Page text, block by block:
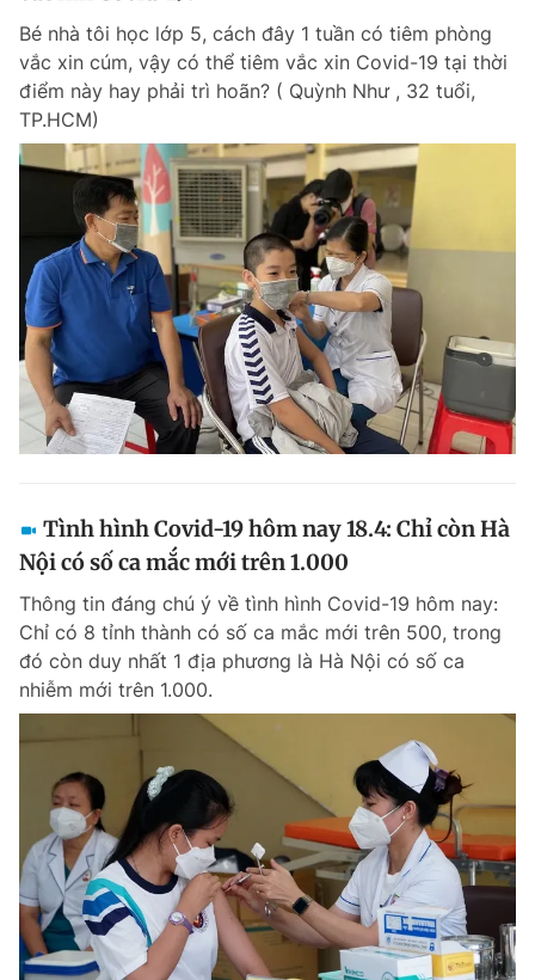
Bé nhà tôi học lớp 5, cách đây 1 tuần có tiêm phòng
vắc xin cúm, vậy có thể tiêm vắc xin Covid-19 tại thời
điểm này hay phải trì hoãn? ( Quỳnh Như , 32 tuổi,
TP.HCM)
Tình hình Covid-19 hôm nay 18.4: Chỉ còn Hà
Nội có số ca mắc mới trên 1.000
Thông tin đáng chú ý về tình hình Covid-19 hôm nay:
Chỉ có 8 tỉnh thành có số ca mắc mới trên 500, trong
đó còn duy nhất 1 địa phương là Hà Nội có số ca
nhiễm mới trên 1.000.